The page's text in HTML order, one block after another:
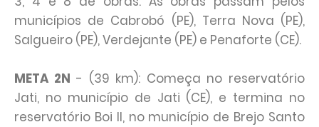
municípios de Cabrobó (PE), Terra Nova (PE),
Salgueiro (PE), Verdejante (PE) e Penaforte (CE).
META 2N - (39 km): Começa no reservatório
Jati, no município de Jati (CE), e termina no
reservatório Boi II, no município de Brejo Santo